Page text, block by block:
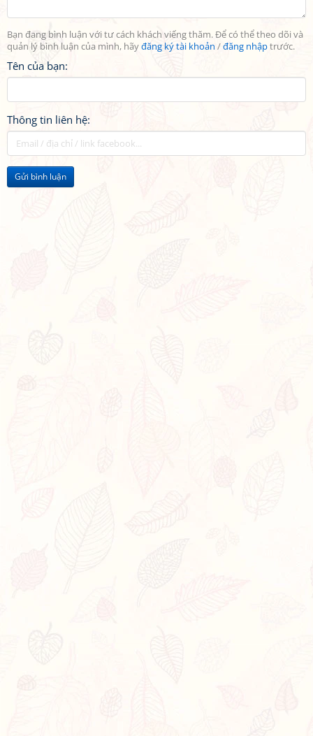
Bạn đang bình luận với tư cách khách viếng thăm. Để có thể theo dõi và
quản lý bình luận của mình, hãyđăng ký tài khoản /đăng nhậptrước.
Tên của bạn:
Thông tin liên hệ:
Gửi bình luận